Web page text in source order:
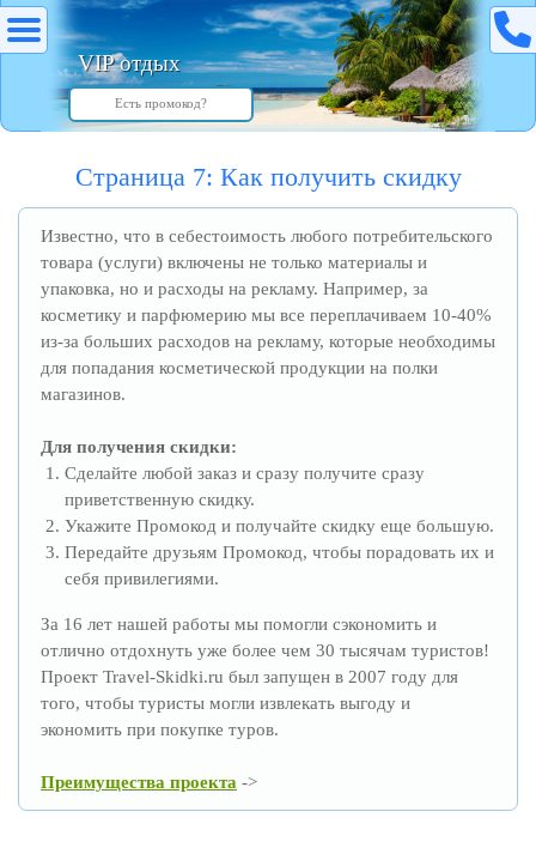
VIP отдых
Страница 7: Как получить скидку
Известно, что в себестоимость любого потребительского
товара (услуги) включены не только материалы и
упаковка, но и расходы на рекламу. Например, за
косметику и парфюмерию мы все переплачиваем 10-40%
из-за больших расходов на рекламу, которые необходимы
для попадания косметической продукции на полки
магазинов.
Для получения скидки:
Сделайте любой заказ и сразу получите сразу
приветственную скидку.
Укажите Промокод и получайте скидку еще большую.
Передайте друзьям Промокод, чтобы порадовать их и
себя привилегиями.
За 16 лет нашей работы мы помогли сэкономить и
отлично отдохнуть уже более чем 30 тысячам туристов!
Проект Travel-Skidki.ru был запущен в 2007 году для
того, чтобы туристы могли извлекать выгоду и
экономить при покупке туров.
Преимущества проекта ->